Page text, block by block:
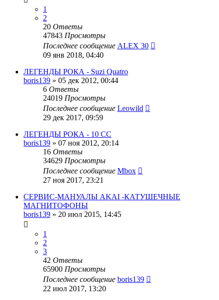
1
2
20 Ответы
47843 Просмотры
Последнее сообщение ALEX 30
09 янв 2018, 04:40
ЛЕГЕНДЫ РОКА - Suzi Quatro
boris139 » 05 дек 2012, 00:44
6 Ответы
24019 Просмотры
Последнее сообщение Leowild
29 дек 2017, 09:59
ЛЕГЕНДЫ РОКА - 10 СС
boris139 » 07 ноя 2012, 20:14
16 Ответы
34629 Просмотры
Последнее сообщение Mbox
27 ноя 2017, 23:21
СЕРВИС-МАНУАЛЫ AKAI -КАТУШЕЧНЫЕ
МАГНИТОФОНЫ
boris139 » 20 июл 2015, 14:45
1
2
3
42 Ответы
65900 Просмотры
Последнее сообщение boris139
22 июл 2017, 13:20